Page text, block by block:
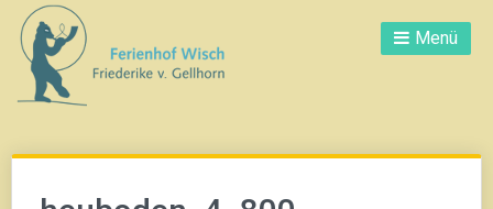
Direkt
zum
Inhalt
Menü